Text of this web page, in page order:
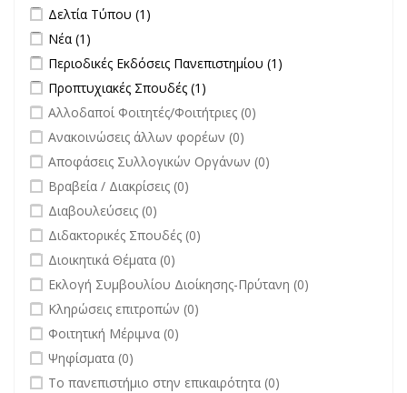
Apply Δελτία Τύπου filter
Δελτία Τύπου (1)
Apply Νέα filter
Νέα (1)
Apply Περιοδικές Εκδόσεις Πανεπιστημίου filter
Περιοδικές Εκδόσεις Πανεπιστημίου (1)
Apply Προπτυχιακές Σπουδές filter
Προπτυχιακές Σπουδές (1)
undefined
Αλλοδαποί Φοιτητές/Φοιτήτριες (0)
undefined
Ανακοινώσεις άλλων φορέων (0)
undefined
Αποφάσεις Συλλογικών Οργάνων (0)
undefined
Βραβεία / Διακρίσεις (0)
undefined
Διαβουλεύσεις (0)
undefined
Διδακτορικές Σπουδές (0)
undefined
Διοικητικά Θέματα (0)
undefined
Εκλογή Συμβουλίου Διοίκησης-Πρύτανη (0)
undefined
Κληρώσεις επιτροπών (0)
undefined
Φοιτητική Μέριμνα (0)
undefined
Ψηφίσματα (0)
undefined
Το πανεπιστήμιο στην επικαιρότητα (0)